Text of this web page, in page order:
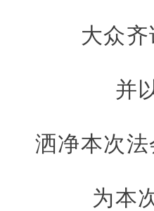
大众
并
洒净本次
为本